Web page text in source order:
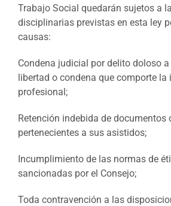
Trabajo Social quedarán sujetos a
disciplinarias previstas en esta ley
causas:
Condena judicial por delito doloso
libertad o condena que comporte
profesional;
Retención indebida de documentos
pertenecientes a sus asistidos;
Incumplimiento de las normas de
sancionadas por el Consejo;
Toda contravención a las